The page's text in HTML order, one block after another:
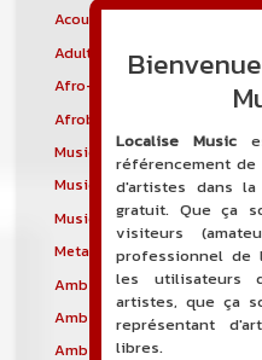
Acousmatique
Adult Contemporary
Afro-Cubain
Afrobeat
Musique aléatoire
Musique ancienne
Musique alternative
Metal alternatif
Ambient dub
Ambient Jungle
Ambient Techno
Localise Music
référencement
d'artistes dans
gratuit. Que ça
visiteurs
professionnel de
les utilisateurs
artistes, que ça
représentant
libres.